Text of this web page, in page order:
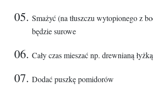
Smażyć (na tłuszczu wytopionego z
będzie surowe
Cały czas mieszać np. drewnianą łyżką
Dodać puszkę pomidorów